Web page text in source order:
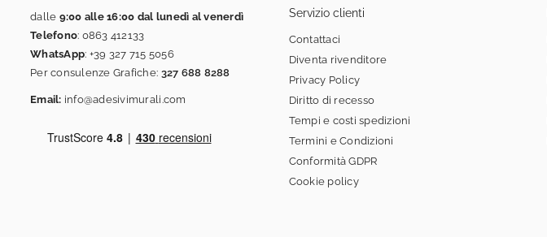
dalle 9:00 alle 16:00 dal lunedì al venerdì
Telefono: 0863 412133
WhatsApp: +39 327 715 5056
Per consulenze Grafiche: 327 688 8288
Email: info@adesivimurali.com
Servizio clienti
Contattaci
Diventa rivenditore
Privacy Policy
Diritto di recesso
Tempi e costi spedizioni
Termini e Condizioni
Conformità GDPR
Cookie policy